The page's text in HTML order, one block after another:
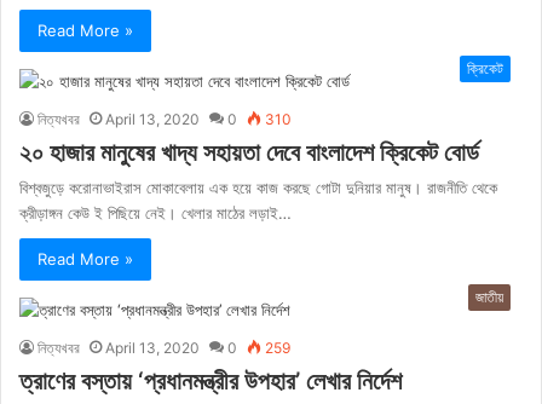
Read More »
ক্রিকেট
নিত্যখবর April 13, 2020 0 310
২০ হাজার মানুষের খাদ্য সহায়তা দেবে বাংলাদেশ ক্রিকেট বোর্ড
বিশ্বজুড়ে করোনাভাইরাস মোকাবেলায় এক হয়ে কাজ করছে গোটা দুনিয়ার মানুষ। রাজনীতি থেকে
ক্রীড়াঙ্গন কেউ ই পিছিয়ে নেই। খেলার মাঠের লড়াই…
Read More »
জাতীয়
নিত্যখবর April 13, 2020 0 259
ত্রাণের বস্তায় ‘প্রধানমন্ত্রীর উপহার’ লেখার নির্দেশ